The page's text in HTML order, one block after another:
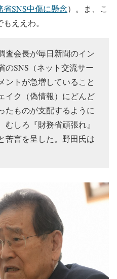
SNS中傷に懸念）。ま、こ
ええわ。
査会長が毎日新聞のイン
のSNS（ネット交流サー
ントが急増していること
イク（偽情報）にどんど
たものが支配するように
しろ『財務省頑張れ』
苦言を呈した。野田氏は